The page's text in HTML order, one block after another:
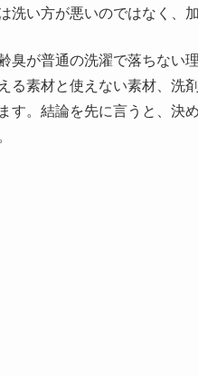
洗い方が悪いのではなく、
臭が普通の洗濯で落ちない
る素材と使えない素材、洗
す。結論を先に言うと、決